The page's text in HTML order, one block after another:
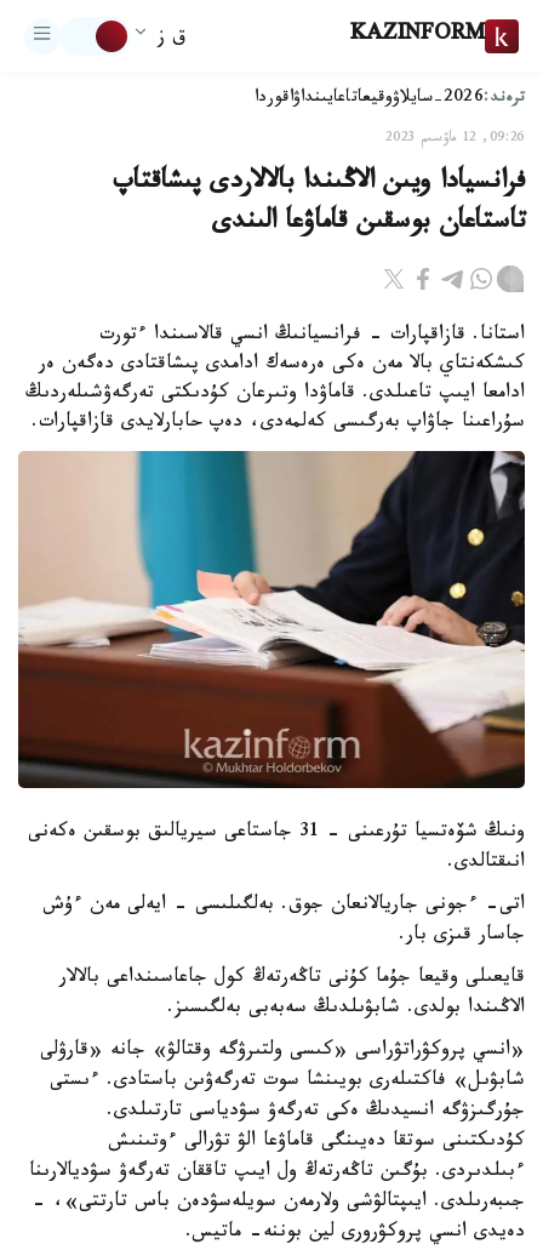
KAZINFORM ق ز
ترەند:2026-سايلاۋ وقيعاتاعايىنداۋاقوردا
09:26, 12 ماۋسىم 2023
فرانسيادا ويىن الاڭىندا بالالاردى پىشاقتاپ
تاستاعان بوسقىن قاماۋعا الىندى
استانا. قازاقپارات - فرانسيانىڭ انسي قالاسىندا ءتورت
كىشكەنتاي بالا مەن ەكى ەرەسەك ادامدى پىشاقتادى دەگەن ەر
ادامعا ايىپ تاعىلدى. قاماۋدا وتىرعان كۇدىكتى تەرگەۋشىلەردىڭ
سۇراعىنا جاۋاپ بەرگىسى كەلمەدى، دەپ حابارلايدى قازاقپارات.
ونىڭ شۆەتسيا تۇرعىنى - 31 جاستاعى سيريالىق بوسقىن ەكەنى
انىقتالدى.
اتى- ءجونى جاريالانعان جوق. بەلگىلىسى - ايەلى مەن ءۇش
جاسار قىزى بار.
قايعىلى وقيعا جۇما كۇنى تاڭەرتەڭ كول جاعاسىنداعى بالالار
الاڭىندا بولدى. شابۋىلدىڭ سەبەبى بەلگىسىز.
«انسي پروكۋراتۋراسى «كىسى ولتىرۋگە وقتالۋ» جانە «قارۋلى
شابۋىل» فاكتىلەرى بويىنشا سوت تەرگەۋىن باستادى. ءىستى
جۇرگىزۋگە انسيدىڭ ەكى تەرگەۋ سۋدياسى تارتىلدى.
كۇدىكتىنى سوتقا دەيىنگى قاماۋعا الۋ تۋرالى ءوتىنىش
ءبىلدىردى. بۇگىن تاڭەرتەڭ ول ايىپ تاققان تەرگەۋ سۋديالارىنا
جىبەرىلدى. ايىپتالۋشى ولارمەن سويلەسۋدەن باس تارتتى»، -
دەيدى انسي پروكۋرورى لين بوننە- ماتيس.